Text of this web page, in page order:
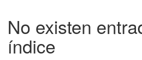
No existen
índice